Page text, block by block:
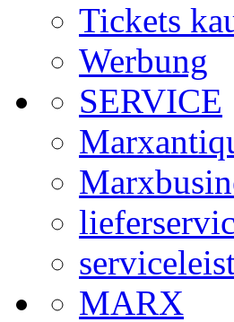
Tickets
Werbung
SERVICE
MARX